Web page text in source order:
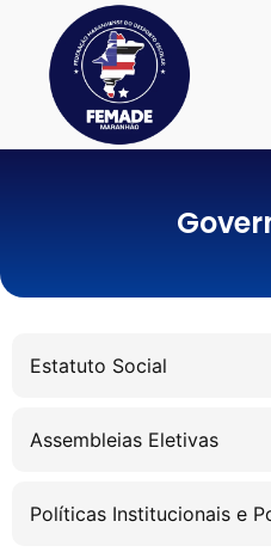
Estatuto Social
Assembleias Eletivas
Políticas Institucionais e